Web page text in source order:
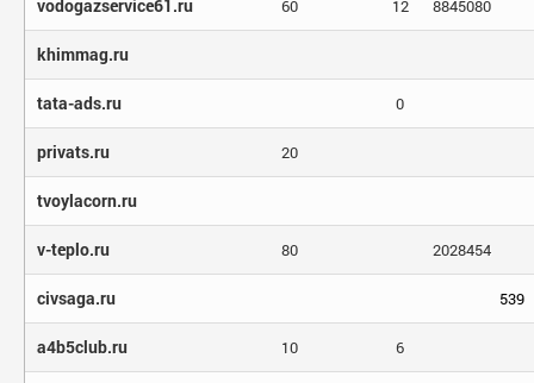
vodogazservice61.ru 60 12 8845080
khimmag.ru
tata-ads.ru 0
privats.ru 20
tvoylacorn.ru
v-teplo.ru 80 2028454
civsaga.ru 539
a4b5club.ru 10 6